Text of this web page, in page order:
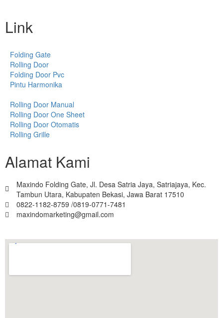
Link
Folding Gate
Rolling Door
Folding Door Pvc
Pintu Harmonika
Rolling Door Manual
Rolling Door One Sheet
Rolling Door Otomatis
Rolling Grille
Alamat Kami
Maxindo Folding Gate, Jl. Desa Satria Jaya, Satriajaya, Kec.
Tambun Utara, Kabupaten Bekasi, Jawa Barat 17510
0822-1182-8759 /0819-0771-7481
maxindomarketing@gmail.com